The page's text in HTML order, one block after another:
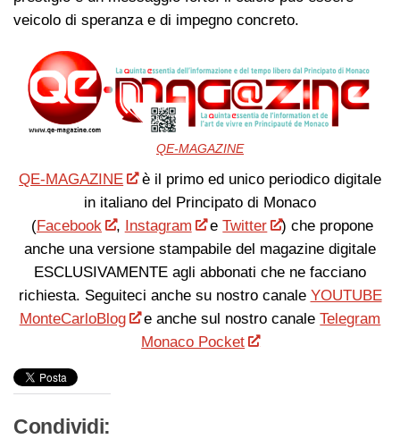
veicolo di speranza e di impegno concreto.
QE-MAGAZINE
QE-MAGAZINE
è il primo ed unico periodico digitale
in italiano del Principato di Monaco
(Facebook , Instagram eTwitter
) che propone
anche una versione stampabile del magazine digitale
ESCLUSIVAMENTE agli abbonati che ne facciano
richiesta. Seguiteci anche su nostro canale YOUTUBE
MonteCarloBlog
e anche sul nostro canaleTelegram
Monaco Pocket
Condividi: